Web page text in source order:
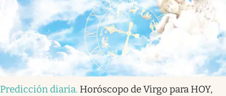
Predicción diaria. Horóscopo de Virgo para HOY,